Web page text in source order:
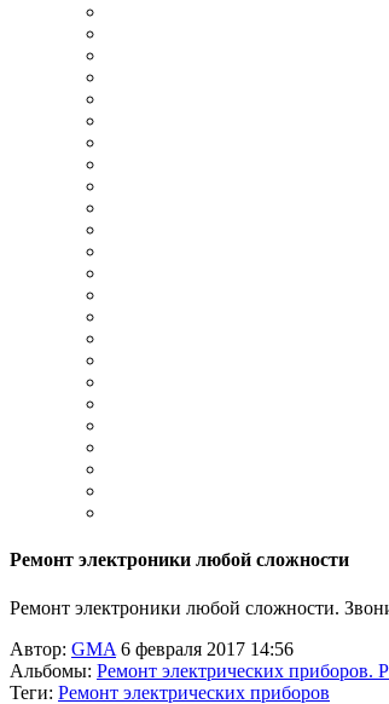
Ремонт электроники любой сложности
Ремонт электроники любой сложности.
Автор: GMA 6 февраля 2017 14:56
Альбомы: Ремонт электрических приборов.
Теги: Ремонт электрических приборов